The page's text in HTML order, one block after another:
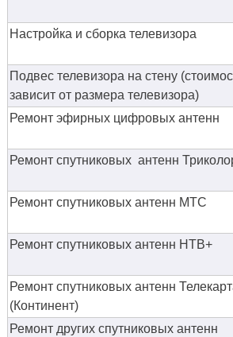
Настройка и сборка телевизора
Подвес телевизора на стену
зависит от размера телевизора)
Ремонт эфирных цифровых антенн
Ремонт спутниковых антенн
Ремонт спутниковых антенн МТС
Ремонт спутниковых антенн НТВ+
Ремонт спутниковых антенн
(Континент)
Ремонт других спутниковых антенн